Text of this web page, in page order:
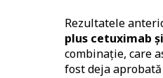
Rezultatele
plus cetuximab și
combinație, care
fost deja